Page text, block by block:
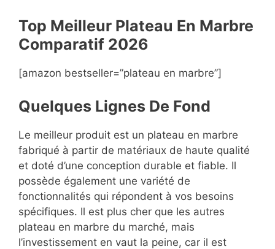
Top Meilleur Plateau En Marbre
Comparatif 2026
[amazon bestseller=”plateau en marbre”]
Quelques Lignes De Fond
Le meilleur produit est un plateau en marbre
fabriqué à partir de matériaux de haute qualité
et doté d’une conception durable et fiable. Il
possède également une variété de
fonctionnalités qui répondent à vos besoins
spécifiques. Il est plus cher que les autres
plateau en marbre du marché, mais
l’investissement en vaut la peine, car il est